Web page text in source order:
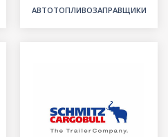
АВТОТОПЛИВОЗАПРАВЩИКИ